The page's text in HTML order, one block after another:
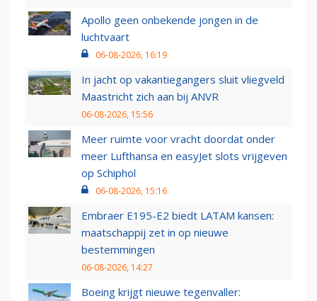
Apollo geen onbekende jongen in de
luchtvaart
06-08-2026, 16:19
In jacht op vakantiegangers sluit vliegveld
Maastricht zich aan bij ANVR
06-08-2026, 15:56
Meer ruimte voor vracht doordat onder
meer Lufthansa en easyJet slots vrijgeven
op Schiphol
06-08-2026, 15:16
Embraer E195-E2 biedt LATAM kansen:
maatschappij zet in op nieuwe
bestemmingen
06-08-2026, 14:27
Boeing krijgt nieuwe tegenvaller: